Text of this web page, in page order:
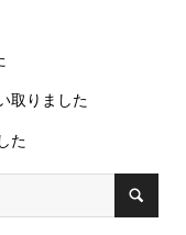
取りました
た